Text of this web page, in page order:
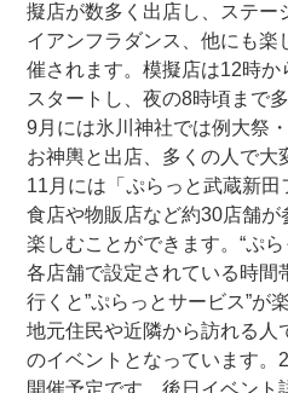
擬店が数多く出店し、ステー
イアンフラダンス、他にも楽
催されます。模擬店は12時か
スタートし、夜の8時頃まで
9月には氷川神社では例大祭
お神輿と出店、多くの人で大
11月には「ぷらっと武蔵新
食店や物販店など約30店舗
楽しむことができます。“ぷら
各店舗で設定されている時間
行くと”ぷらっとサービス”が
地元住民や近隣から訪れる人
のイベントとなっています。